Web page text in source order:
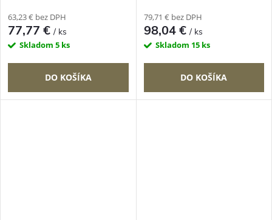
63,23 € bez DPH
77,77 €/ ks
Skladom 5 ks
DO KOŠÍKA
79,71 € bez DPH
98,04 €/ ks
Skladom 15 ks
DO KOŠÍKA